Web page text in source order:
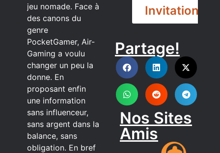
jeu nomade. Face à
des canons du
genre
PocketGamer, Air-
Gaming a voulu
changer un peu la
donne. En
proposant enfin
une information
sans influenceur,
sans argent dans la
balance, sans
obligation. En bref
Invitation
DISCORD
Partage!
Nos Sites
Amis